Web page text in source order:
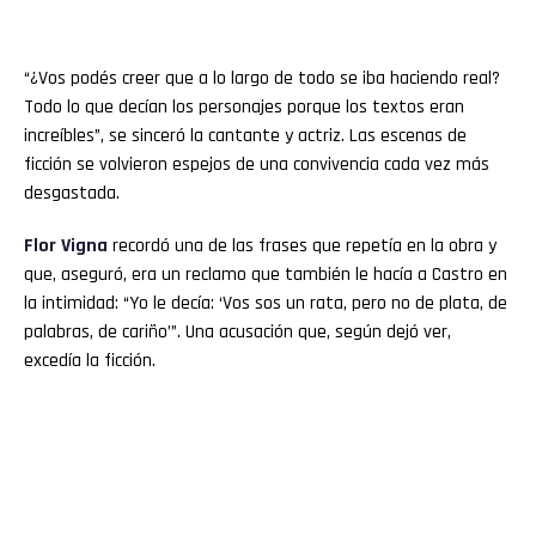
“¿Vos podés creer que a lo largo de todo se iba haciendo real?
Todo lo que decían los personajes porque los textos eran
increíbles”, se sinceró la cantante y actriz. Las escenas de
ficción se volvieron espejos de una convivencia cada vez más
desgastada.
FlorVigna recordó una de las frases que repetía en la obra y
que, aseguró, era un reclamo que también le hacía a Castro en
la intimidad: “Yo le decía: ‘Vos sos un rata, pero no de plata, de
palabras, de cariño’”. Una acusación que, según dejó ver,
excedía la ficción.